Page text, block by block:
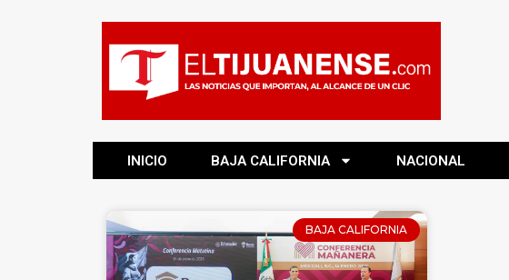
INICIO BAJA CALIFORNIA NACIONAL
BAJA CALIFORNIA